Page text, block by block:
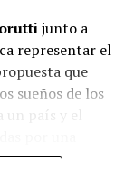
junto a
representar el
que
sueños de los
un país y el